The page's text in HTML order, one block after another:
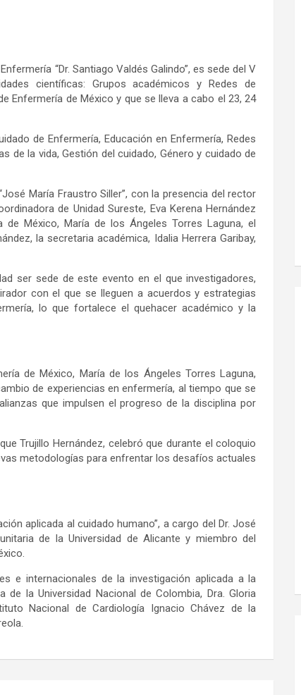
“Dr. Santiago Valdés Galindo”, es sede del V
científicas: Grupos académicos y Redes de
Enfermería de México y que se lleva a cabo el 23, 24
de Enfermería, Educación en Enfermería, Redes
de la vida, Gestión del cuidado, Género y cuidado de
María Fraustro Siller”, con la presencia del rector
de Unidad Sureste, Eva Kerena Hernández
México, María de los Ángeles Torres Laguna, el
la secretaria académica, Idalia Herrera Garibay,
ser sede de este evento en el que investigadores,
con el que se lleguen a acuerdos y estrategias
lo que fortalece el quehacer académico y la
de México, María de los Ángeles Torres Laguna,
de experiencias en enfermería, al tiempo que se
que impulsen el progreso de la disciplina por
Trujillo Hernández, celebró que durante el coloquio
metodologías para enfrentar los desafíos actuales
aplicada al cuidado humano”, a cargo del Dr. José
de la Universidad de Alicante y miembro del
e internacionales de la investigación aplicada a la
la Universidad Nacional de Colombia, Dra. Gloria
Nacional de Cardiología Ignacio Chávez de la